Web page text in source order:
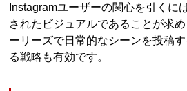
Instagramユーザーの関心を引くに
されたビジュアルであることが求
ーリーズで日常的なシーンを投稿
る戦略も有効です。